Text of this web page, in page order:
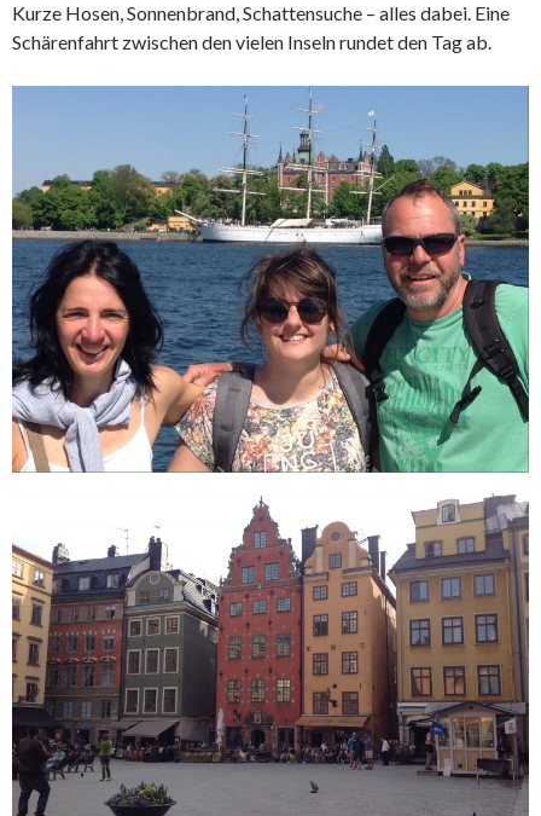
Kurze Hosen, Sonnenbrand, Schattensuche – alles dabei. Eine
Schärenfahrt zwischen den vielen Inseln rundet den Tag ab.